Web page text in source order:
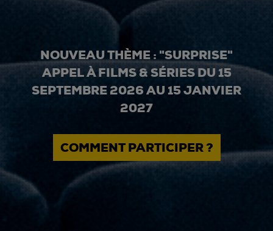
NOUVEAU THÈME : "SURPRISE"
APPEL À FILMS & SÉRIES DU 15
SEPTEMBRE 2026 AU 15 JANVIER
2027
COMMENT PARTICIPER ?